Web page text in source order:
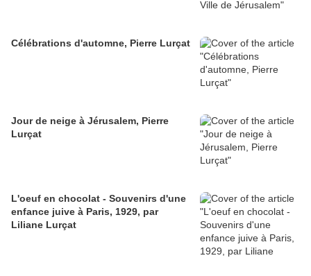
Célébrations d'automne, Pierre Lurçat
Jour de neige à Jérusalem, Pierre
Lurçat
L'oeuf en chocolat - Souvenirs d'une
enfance juive à Paris, 1929, par
Liliane Lurçat